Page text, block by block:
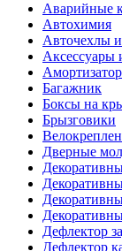
Аварийные
Автохимия
Авточехлы
Аксессуары
Багажник
Боксы на
Брызговики
Дверные
Дефлектор
Дефлектор